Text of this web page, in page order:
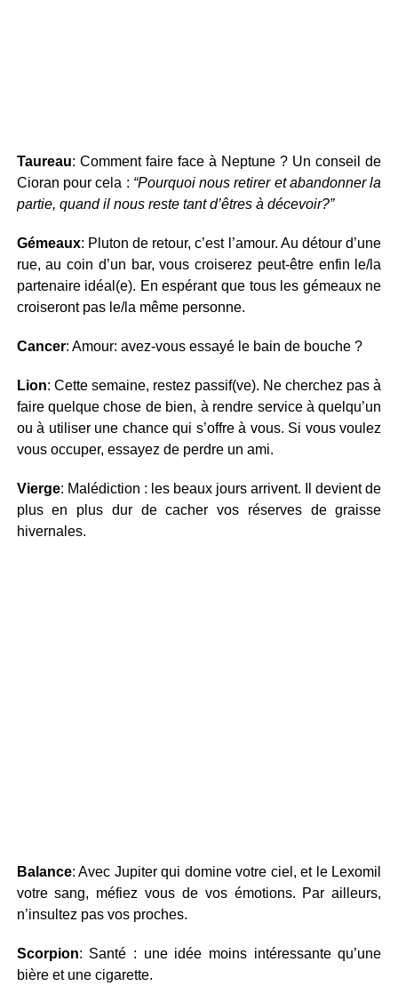
Taureau: Comment faire face à Neptune ? Un conseil de
Cioran pour cela : “Pourquoi nous retirer et abandonner la
partie, quand il nous reste tant d’êtres à décevoir?”
Gémeaux: Pluton de retour, c’est l’amour. Au détour d’une
rue, au coin d’un bar, vous croiserez peut-être enfin le/la
partenaire idéal(e). En espérant que tous les gémeaux ne
croiseront pas le/la même personne.
Cancer: Amour: avez-vous essayé le bain de bouche ?
Lion: Cette semaine, restez passif(ve). Ne cherchez pas à
faire quelque chose de bien, à rendre service à quelqu’un
ou à utiliser une chance qui s’offre à vous. Si vous voulez
vous occuper, essayez de perdre un ami.
Vierge: Malédiction : les beaux jours arrivent. Il devient de
plus en plus dur de cacher vos réserves de graisse
hivernales.
Balance: Avec Jupiter qui domine votre ciel, et le Lexomil
votre sang, méfiez vous de vos émotions. Par ailleurs,
n’insultez pas vos proches.
Scorpion: Santé : une idée moins intéressante qu’une
bière et une cigarette.